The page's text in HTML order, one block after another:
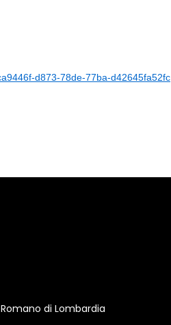
d873-78de-77ba-d42645fa52fc
di Lombardia